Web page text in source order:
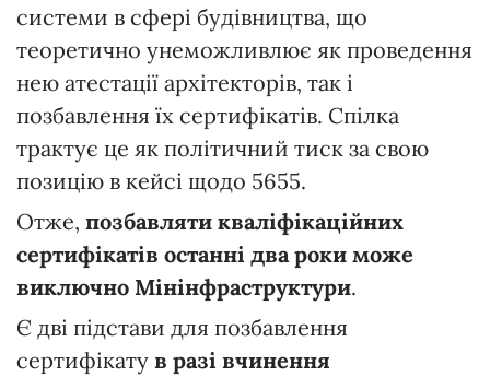
системи в сфері будівництва, що
теоретично унеможливлює як проведення
нею атестації архітекторів, так і
позбавлення їх сертифікатів. Спілка
трактує це як політичний тиск за свою
позицію в кейсі щодо 5655.
Отже, позбавляти кваліфікаційних
сертифікатів останні два роки може
виключно Мінінфраструктури.
Є дві підстави для позбавлення
сертифікату в разі вчинення